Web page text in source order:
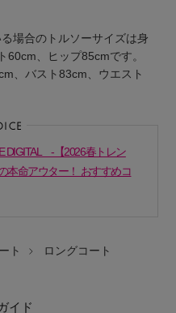
フシーエル」の
場合のトルソーサイズは身
、ヒップ85cmです。
、バスト83cm、ウエスト
DIGITAL -【2026春トレン
本命アウター！ おすすめコ
ト ロングコート
イド